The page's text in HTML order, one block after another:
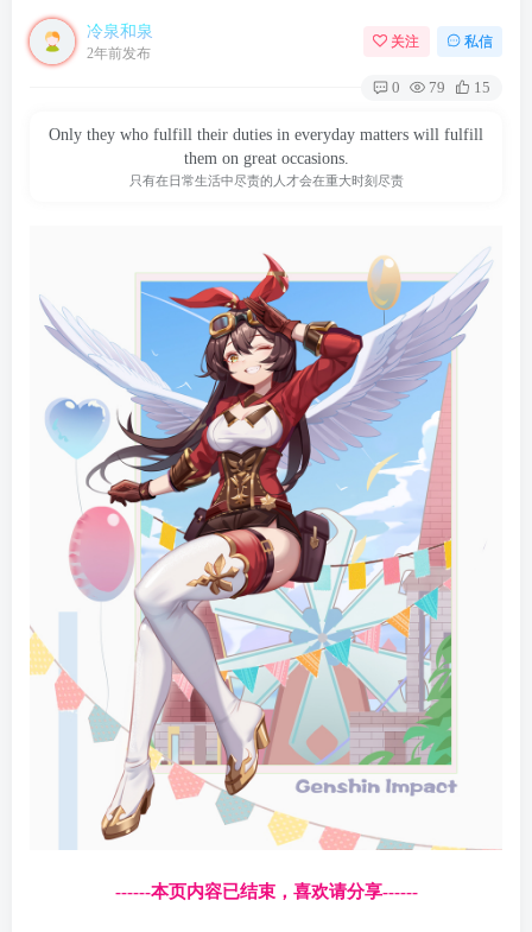
冷泉和泉
2年前发布
关注 私信
0 79 15
Only they who fulfill their duties in everyday matters will fulfill
them on great occasions.
只有在日常生活中尽责的人才会在重大时刻尽责
------本页内容已结束，喜欢请分享------